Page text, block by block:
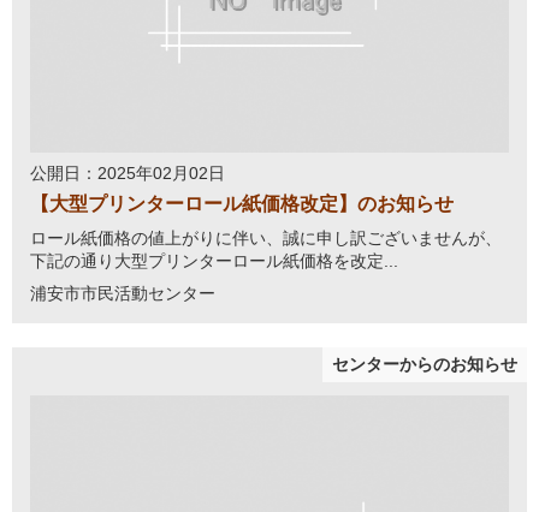
公開日：2025年02月02日
【大型プリンターロール紙価格改定】のお知らせ
ロール紙価格の値上がりに伴い、誠に申し訳ございませんが、
下記の通り大型プリンターロール紙価格を改定...
浦安市市民活動センター
センターからのお知らせ